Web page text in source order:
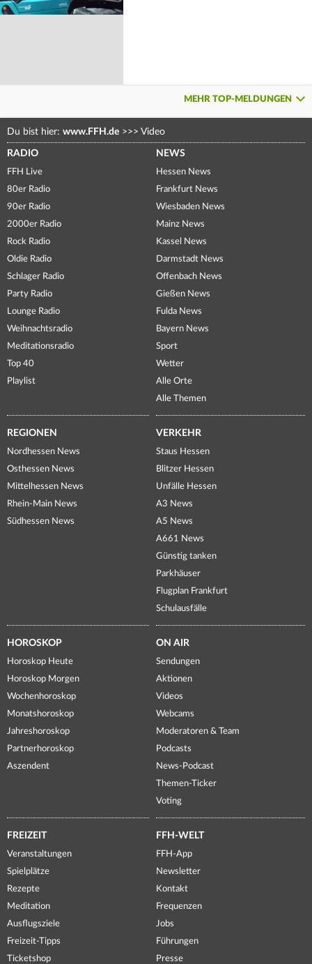
MEHR TOP-MELDUNGEN
Du bist hier: www.FFH.de >>> Video
RADIO
FFH Live
80er Radio
90er Radio
2000er Radio
Rock Radio
Oldie Radio
Schlager Radio
Party Radio
Lounge Radio
Weihnachtsradio
Meditationsradio
Top 40
Playlist
NEWS
Hessen News
Frankfurt News
Wiesbaden News
Mainz News
Kassel News
Darmstadt News
Offenbach News
Gießen News
Fulda News
Bayern News
Sport
Wetter
Alle Orte
Alle Themen
REGIONEN
Nordhessen News
Osthessen News
Mittelhessen News
Rhein-Main News
Südhessen News
VERKEHR
Staus Hessen
Blitzer Hessen
Unfälle Hessen
A3 News
A5 News
A661 News
Günstig tanken
Parkhäuser
Flugplan Frankfurt
Schulausfälle
HOROSKOP
Horoskop Heute
Horoskop Morgen
Wochenhoroskop
Monatshoroskop
Jahreshoroskop
Partnerhoroskop
Aszendent
ON AIR
Sendungen
Aktionen
Videos
Webcams
Moderatoren & Team
Podcasts
News-Podcast
Themen-Ticker
Voting
FREIZEIT
Veranstaltungen
Spielplätze
Rezepte
Meditation
Ausflugsziele
Freizeit-Tipps
Ticketshop
FFH-WELT
FFH-App
Newsletter
Kontakt
Frequenzen
Jobs
Führungen
Presse